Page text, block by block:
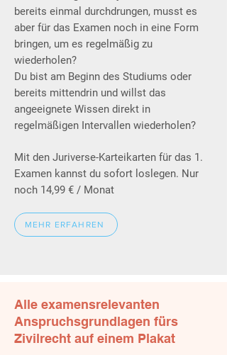
bereits einmal durchdrungen, musst es
aber für das Examen noch in eine Form
bringen, um es regelmäßig zu
wiederholen?
Du bist am Beginn des Studiums oder
bereits mittendrin und willst das
angeeignete Wissen direkt in
regelmäßigen Intervallen wiederholen?
Mit den Juriverse-Karteikarten für das 1.
Examen kannst du sofort loslegen. Nur
noch 14,99 € / Monat
MEHR ERFAHREN
Alle examensrelevanten
Anspruchsgrundlagen fürs
Zivilrecht auf einem Plakat